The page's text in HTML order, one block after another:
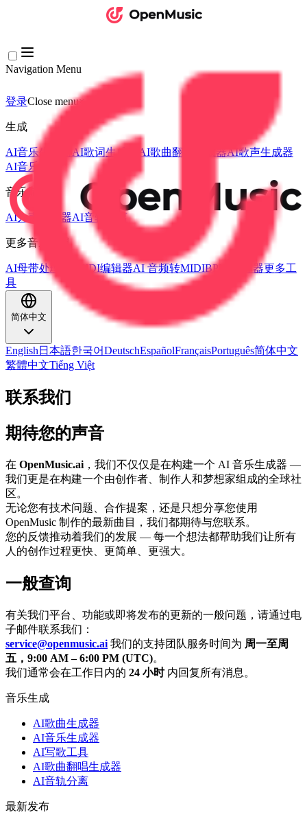
Navigation Menu
登录Close menu×
生成
AI音乐生成器 AI歌词生成器 AI歌曲翻唱生成器AI歌声生成器
AI音乐视频
音乐编辑
AI人声去除器AI音轨分离
更多音乐工具
AI母带处理 AI MIDI编辑器AI 音频转MIDIBPM 计算器更多工
具
简体中文
English 日本語한국어DeutschEspañolFrançaisPortuguês简体中文
繁體中文Tiếng Việt
联系我们
期待您的声音
在 OpenMusic.ai ，我们不仅仅是在构建一个 AI 音乐生成器 —
我们更是在构建一个由创作者、制作人和梦想家组成的全球社
区。
无论您有技术问题、合作提案，还是只想分享您使用
OpenMusic 制作的最新曲目，我们都期待与您联系。
您的反馈推动着我们的发展 — 每一个想法都帮助我们让所有
人的创作过程更快、更简单、更强大。
一般查询
有关我们平台、功能或即将发布的更新的一般问题，请通过电
子邮件联系我们：
service@openmusic.ai 我们的支持团队服务时间为 周一至周
五，9:00 AM – 6:00 PM (UTC)。
我们通常会在工作日内的 24 小时内回复所有消息。
音乐生成
AI歌曲生成器
AI音乐生成器
AI写歌工具
AI歌曲翻唱生成器
AI音轨分离
最新发布